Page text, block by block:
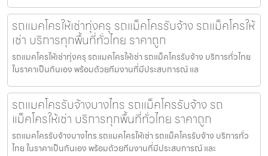
รถแมคโครให้เช่าทุ่งครุ รถแม็คโครรับจ้าง รถแม็คโครให้
เช่า บริการทุกพื้นที่ทั่วไทย ราคาถูก
รถแมคโครให้เช่าทุ่งครุ รถแมคโครให้เช่า รถแม็คโครรับจ้าง บริการทั่วไทย
ในราคาเป็นกันเอง พร้อมด้วยทีมงานที่มีประสบการณ์ แล
รถแมคโครรับจ้างบางไทร รถแม็คโครรับจ้าง รถ
แม็คโครให้เช่า บริการทุกพื้นที่ทั่วไทย ราคาถูก
รถแมคโครรับจ้างบางไทร รถแมคโครให้เช่า รถแม็คโครรับจ้าง บริการทั่ว
ไทย ในราคาเป็นกันเอง พร้อมด้วยทีมงานที่มีประสบการณ์ และ